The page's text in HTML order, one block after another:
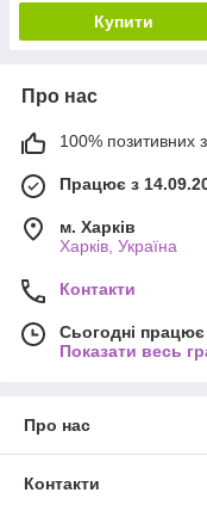
Купити
Про нас
100% позитивних з
Працює з
м. Харків
Харків, Україна
Контакти
Сьогодні
Показати весь
Про нас
Контакти